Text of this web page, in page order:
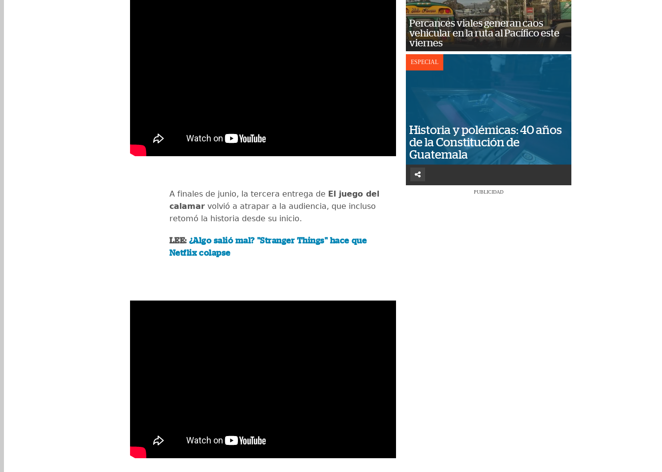
A finales de junio, la tercera entrega de El juego del
calamar volvió a atrapar a la audiencia, que incluso
retomó la historia desde su inicio.
LEE: ¿Algo salió mal? "Stranger Things" hace que
Netflix colapse
Percances viales generan caos
vehicular en la ruta al Pacífico este
viernes
ESPECIAL
Historia y polémicas: 40 años
de la Constitución de
Guatemala
PUBLICIDAD